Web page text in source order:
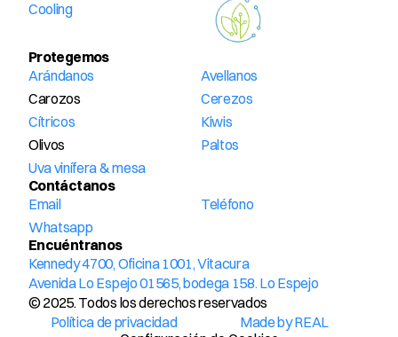
Cooling
Protegemos
Arándanos
Avellanos
Carozos
Cerezos
Cítricos
Kiwis
Olivos
Paltos
Uva vinífera & mesa
Contáctanos
Email
Teléfono
Whatsapp
Encuéntranos
Kennedy 4700, Oficina 1001, Vitacura
Avenida Lo Espejo 01565, bodega 158. Lo Espejo
© 2025. Todos los derechos reservados
Política de privacidad
Made by REAL